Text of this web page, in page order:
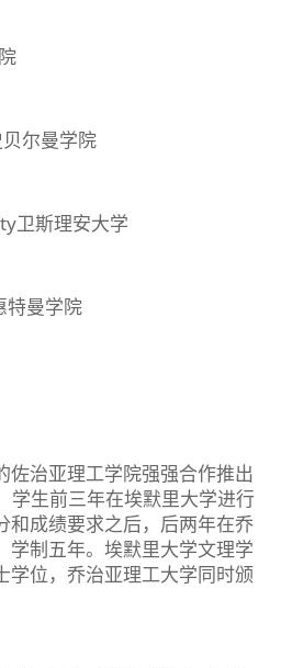
尔曼学院
斯理安大学
曼学院
治亚理工学院强强合作推出
生前三年在埃默里大学进行
和成绩要求之后，后两年在乔
学制五年。埃默里大学文理学
学位，乔治亚理工大学同时颁